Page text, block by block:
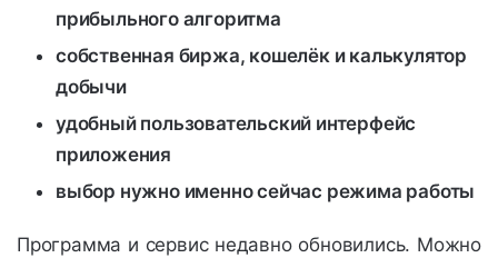
прибыльного алгоритма
собственная биржа, кошелёк и калькулятор
добычи
удобный пользовательский интерфейс
приложения
выбор нужно именно сейчас режима работы
Программа и сервис недавно обновились. Можно